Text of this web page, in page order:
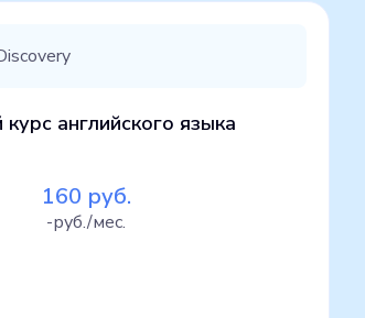
английского языка
160 руб.
-руб./мес.